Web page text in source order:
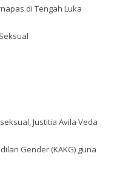
di Tengah Luka
Justitia Avila Veda
Gender (KAKG) guna